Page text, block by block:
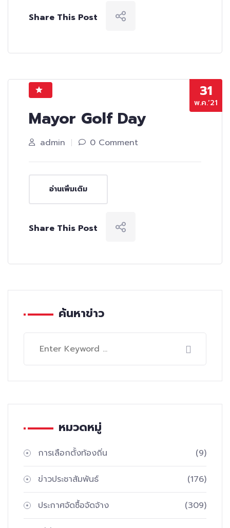
Share This Post
31
พ.ค.’21
Mayor Golf Day
admin 0 Comment
อ่านเพิ่มเติม
Share This Post
ค้นหาข่าว
หมวดหมู่
การเลือกตั้งท้องถิ่น (9)
ข่าวประชาสัมพันธ์ (176)
ประกาศจัดซื้อจัดจ้าง (309)